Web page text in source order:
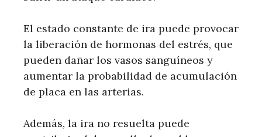
El estado constante de ira puede provocar
la liberación de hormonas del estrés, que
pueden dañar los vasos sanguíneos y
aumentar la probabilidad de acumulación
de placa en las arterias.
Además, la ira no resuelta puede